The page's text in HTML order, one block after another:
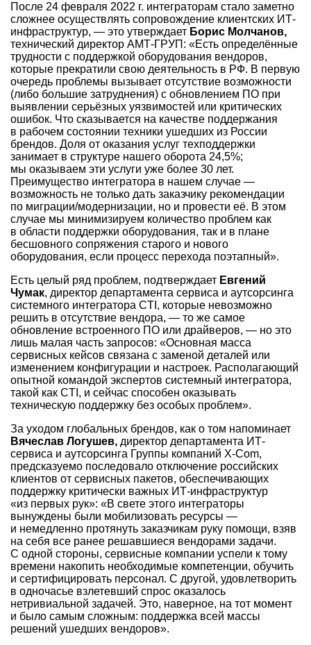
После 24 февраля 2022 г. интеграторам стало заметно
сложнее осуществлять сопровождение клиентских ИТ-
инфраструктур, — это утверждает Борис Молчанов,
технический директор АМТ-ГРУП: «Есть определённые
трудности с поддержкой оборудования вендоров,
которые прекратили свою деятельность в РФ. В первую
очередь проблемы вызывает отсутствие возможности
(либо большие затруднения) с обновлением ПО при
выявлении серьёзных уязвимостей или критических
ошибок. Что сказывается на качестве поддержания
в рабочем состоянии техники ушедших из России
брендов. Доля от оказания услуг техподдержки
занимает в структуре нашего оборота 24,5%;
мы оказываем эти услуги уже более 30 лет.
Преимущество интегратора в нашем случае —
возможность не только дать заказчику рекомендации
по миграции/модернизации, но и провести её. В этом
случае мы минимизируем количество проблем как
в области поддержки оборудования, так и в плане
бесшовного сопряжения старого и нового
оборудования, если процесс перехода поэтапный».
Есть целый ряд проблем, подтверждает Евгений
Чумак, директор департамента сервиса и аутсорсинга
системного интегратора CTI, которые невозможно
решить в отсутствие вендора, — то же самое
обновление встроенного ПО или драйверов, — но это
лишь малая часть запросов: «Основная масса
сервисных кейсов связана с заменой деталей или
изменением конфигурации и настроек. Располагающий
опытной командой экспертов системный интегратора,
такой как CTI, и сейчас способен оказывать
техническую поддержку без особых проблем».
За уходом глобальных брендов, как о том напоминает
Вячеслав Логушев, директор департамента ИТ-
сервиса и аутсорсинга Группы компаний X-Com,
предсказуемо последовало отключение российских
клиентов от сервисных пакетов, обеспечивающих
поддержку критически важных ИТ-инфраструктур
«из первых рук»: «В свете этого интеграторы
вынуждены были мобилизовать ресурсы —
и немедленно протянуть заказчикам руку помощи, взяв
на себя все ранее решавшиеся вендорами задачи.
С одной стороны, сервисные компании успели к тому
времени накопить необходимые компетенции, обучить
и сертифицировать персонал. С другой, удовлетворить
в одночасье взлетевший спрос оказалось
нетривиальной задачей. Это, наверное, на тот момент
и было самым сложным: поддержка всей массы
решений ушедших вендоров».